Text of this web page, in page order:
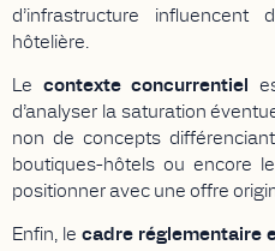
d’infrastructure influencent
hôtelière.
Le contexte concurrentiel
d’analyser la saturation
non de concepts
boutiques-hôtels ou encore
positionner avec une offre
Enfin, le cadre réglementaire